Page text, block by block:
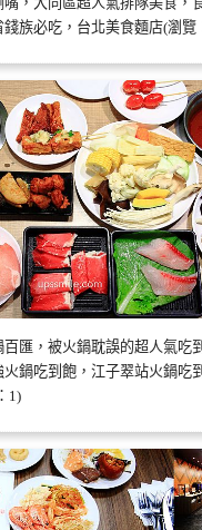
族必吃，台北美食麵店(瀏覽
百匯，被火鍋耽誤的超人氣吃
鍋吃到飽，江子翠站火鍋吃
1)